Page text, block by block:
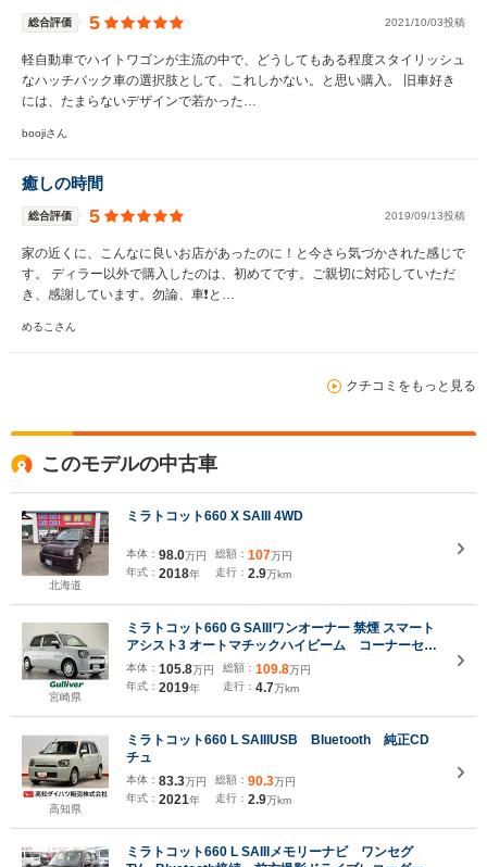
総合評価 5 2021/10/03投稿
軽自動車でハイトワゴンが主流の中で、どうしてもある程度スタイリッシュ
なハッチバック車の選択肢として、これしかない。と思い購入。 旧車好き
には、たまらないデザインで若かった…
boojiさん
癒しの時間
総合評価 5 2019/09/13投稿
家の近くに、こんなに良いお店があったのに！と今さら気づかされた感じで
す。 ディラー以外で購入したのは、初めてです。ご親切に対応していただ
き、感謝しています。勿論、車❗️と…
めるこさん
クチコミをもっと見る
このモデルの中古車
北海道
ミラトコット660 X SAIII 4WD
本体： 98.0万円
年式： 2018年
総額： 107万円
走行： 2.9万km
宮崎県
ミラトコット660 G SAIIIワンオーナー 禁煙 スマート
アシスト3 オートマチックハイビーム コーナーセン
サー フルセグTV 全方位カメラ シートヒーター
LEDヘッドライト アイドリングストップ ドライブ
レコーダー 保証書 取扱説明書
本体： 105.8万円
年式： 2019年
総額： 109.8万円
走行： 4.7万km
高知県
ミラトコット660 L SAIIIUSB Bluetooth 純正CD
チュ
本体： 83.3万円
年式： 2021年
総額： 90.3万円
走行： 2.9万km
ミラトコット660 L SAIIIメモリーナビ ワンセグ